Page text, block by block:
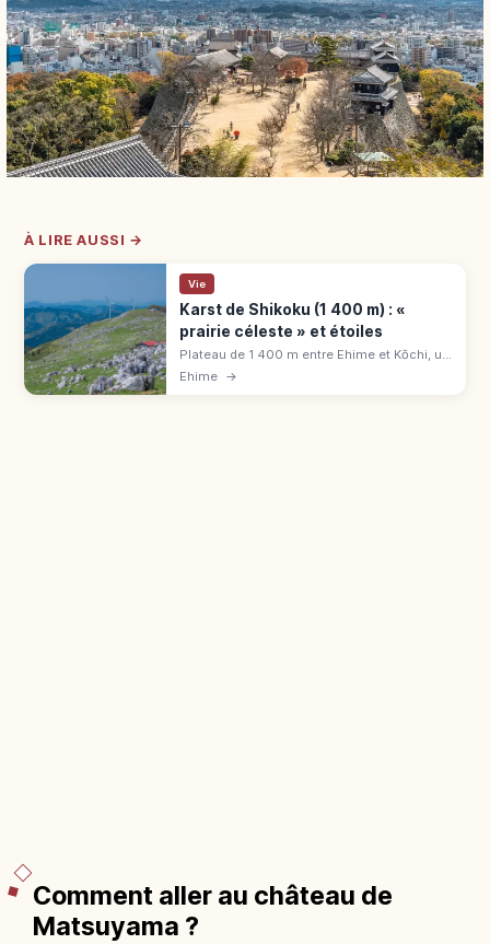
À LIRE AUSSI →
Vie
Karst de Shikoku (1 400 m) : «
prairie céleste » et étoiles
Plateau de 1 400 m entre Ehime et Kōchi, un
des 3 grands karsts du Japon : « route
Ehime →
Comment aller au château de
Matsuyama ?